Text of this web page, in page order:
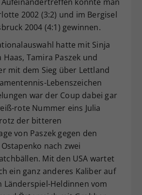
2002 (3:2) und im Bergisel
2004 (4:1) gewinnen.
hatte mit Sinja
Haas, Tamira Paszek und
mit dem Sieg über Lettland
Lebenszeichen
war der Coup dabei gar
rote Nummer eins Julia
der bitteren
von Paszek gegen den
nach zwei
Mit den USA wartet
ein ganz anderes Kaliber auf
Länderspiel-Heldinnen vom